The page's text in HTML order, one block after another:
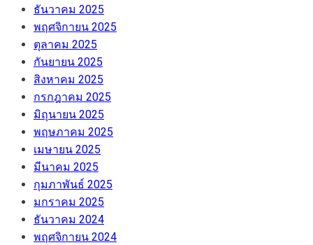
ธันวาคม 2025
พฤศจิกายน 2025
ตุลาคม 2025
กันยายน 2025
สิงหาคม 2025
กรกฎาคม 2025
มิถุนายน 2025
พฤษภาคม 2025
เมษายน 2025
มีนาคม 2025
กุมภาพันธ์ 2025
มกราคม 2025
ธันวาคม 2024
พฤศจิกายน 2024